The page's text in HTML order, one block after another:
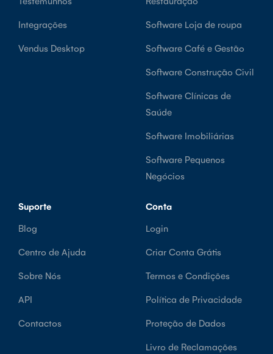
Integrações
Vendus Desktop
Software Loja de roupa
Software Café e Gestão
Software Construção Civil
Software Clínicas de
Saúde
Software Imobiliárias
Software Pequenos
Negócios
Suporte
Blog
Centro de Ajuda
Sobre Nós
API
Contactos
Conta
Login
Criar Conta Grátis
Termos e Condições
Política de Privacidade
Proteção de Dados
Livro de Reclamações